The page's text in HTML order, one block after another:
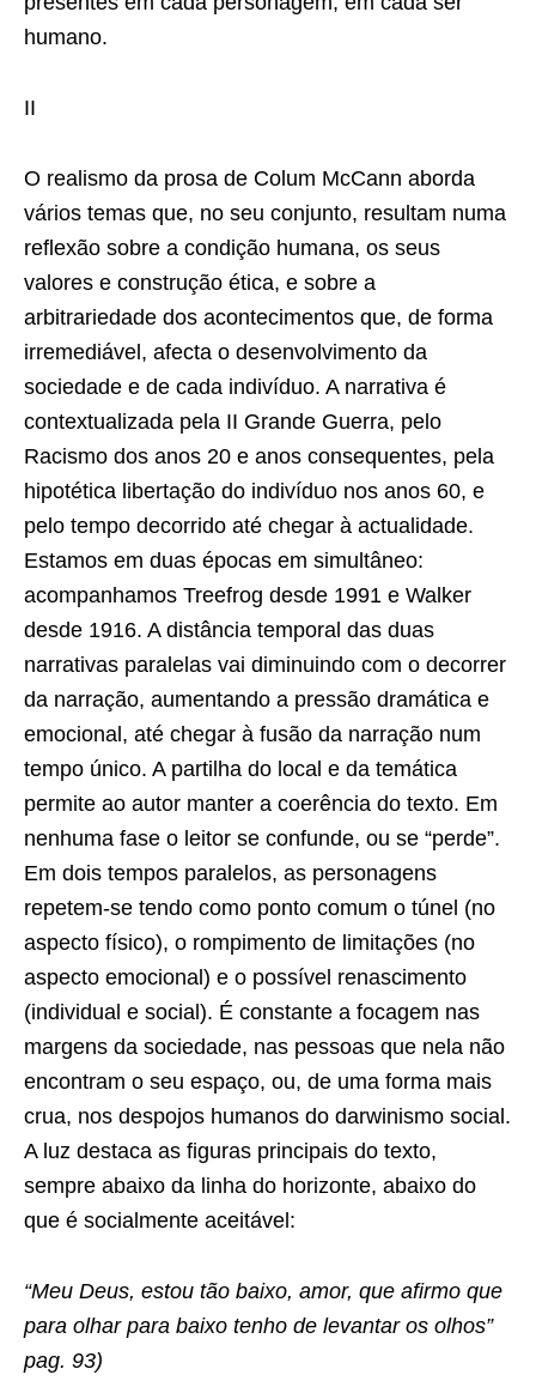
humano.
II
O realismo da prosa de Colum McCann aborda
vários temas que, no seu conjunto, resultam numa
reflexão sobre a condição humana, os seus
valores e construção ética, e sobre a
arbitrariedade dos acontecimentos que, de forma
irremediável, afecta o desenvolvimento da
sociedade e de cada indivíduo. A narrativa é
contextualizada pela II Grande Guerra, pelo
Racismo dos anos 20 e anos consequentes, pela
hipotética libertação do indivíduo nos anos 60, e
pelo tempo decorrido até chegar à actualidade.
Estamos em duas épocas em simultâneo:
acompanhamos Treefrog desde 1991 e Walker
desde 1916. A distância temporal das duas
narrativas paralelas vai diminuindo com o decorrer
da narração, aumentando a pressão dramática e
emocional, até chegar à fusão da narração num
tempo único. A partilha do local e da temática
permite ao autor manter a coerência do texto. Em
nenhuma fase o leitor se confunde, ou se “perde”.
Em dois tempos paralelos, as personagens
repetem-se tendo como ponto comum o túnel (no
aspecto físico), o rompimento de limitações (no
aspecto emocional) e o possível renascimento
(individual e social). É constante a focagem nas
margens da sociedade, nas pessoas que nela não
encontram o seu espaço, ou, de uma forma mais
crua, nos despojos humanos do darwinismo social.
A luz destaca as figuras principais do texto,
sempre abaixo da linha do horizonte, abaixo do
que é socialmente aceitável:
“Meu Deus, estou tão baixo, amor, que afirmo que
para olhar para baixo tenho de levantar os olhos”
pag. 93)